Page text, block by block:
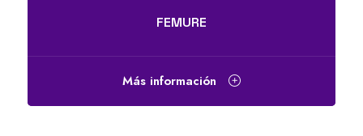
FEMURE
Más información